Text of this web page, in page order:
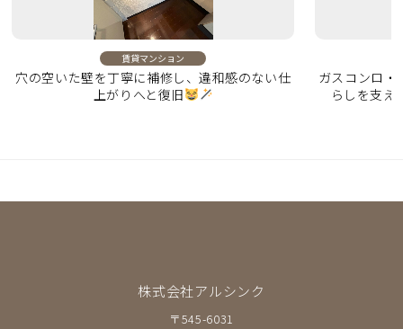
賃貸マンション
穴の空いた壁を丁寧に補修し、違和感のない仕
上がりへと復旧
ガスコンロ・
らしを支え
株式会社アルシンク
〒545-6031